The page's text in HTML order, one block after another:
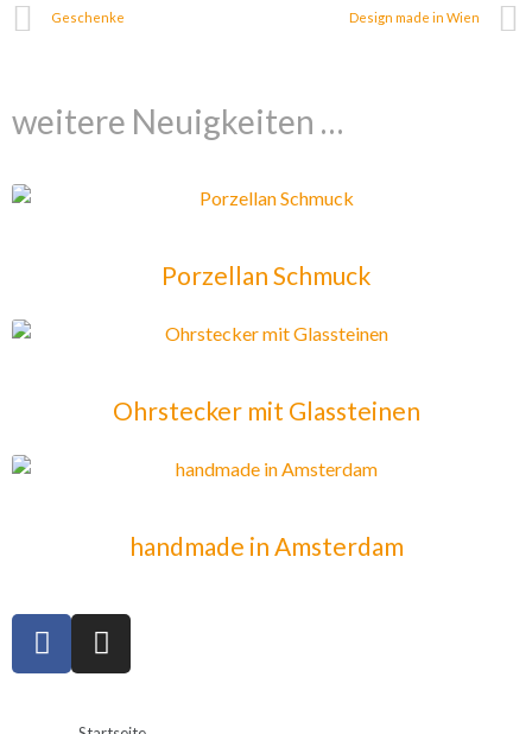
Geschenke Design made in Wien
weitere Neuigkeiten …
Porzellan Schmuck
Ohrstecker mit Glassteinen
handmade in Amsterdam